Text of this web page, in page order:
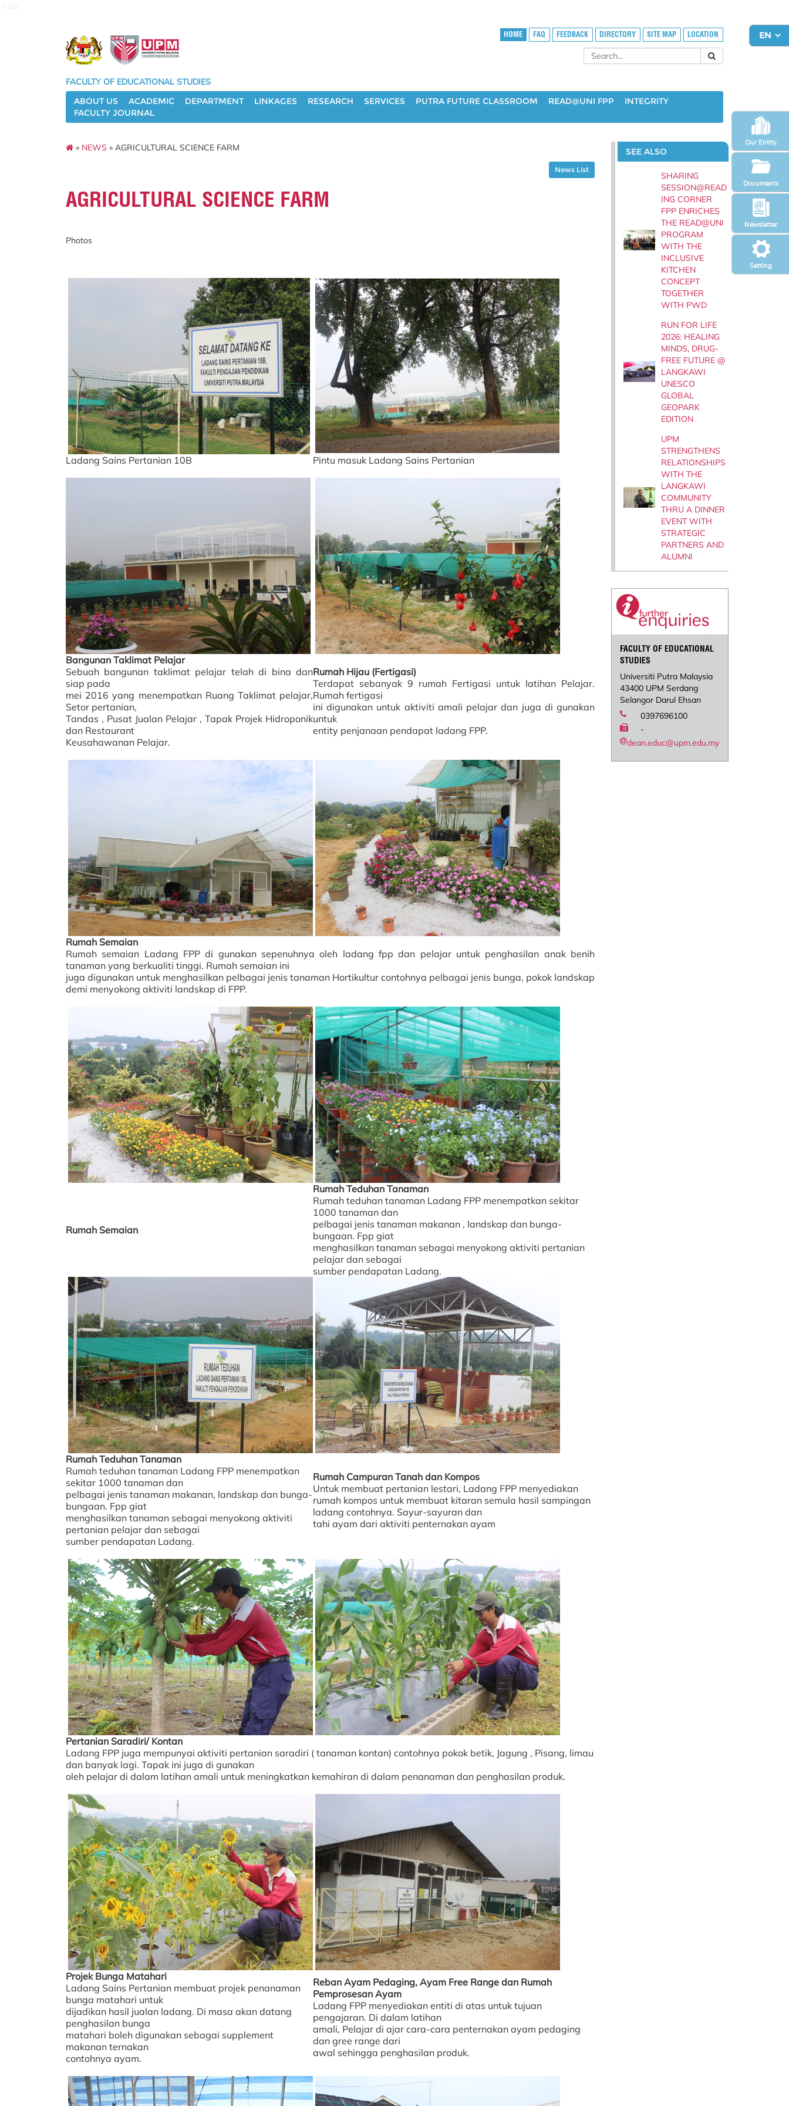
Setting
Newsletter
Our Entity
Documents
HOME FAQ FEEDBACK DIRECTORY SITE MAP LOCATION
FACULTY OF EDUCATIONAL STUDIES
ABOUT US
ACADEMIC DEPARTMENT LINKAGES RESEARCH SERVICES PUTRA FUTURE CLASSROOM READ@UNI FPP
INTEGRITY
FACULTY JOURNAL
» NEWS » AGRICULTURAL SCIENCE FARM
News List
AGRICULTURAL SCIENCE FARM
Photos
Ladang Sains Pertanian 10B Pintu masuk Ladang Sains Pertanian
Bangunan Taklimat Pelajar
Sebuah bangunan taklimat pelajar telah di bina dan
siap pada
mei 2016 yang menempatkan Ruang Taklimat pelajar,
Setor pertanian,
Tandas , Pusat Jualan Pelajar , Tapak Projek Hidroponik
dan Restaurant
Keusahawanan Pelajar.
Rumah Hijau (Fertigasi)
Terdapat sebanyak 9 rumah Fertigasi untuk latihan Pelajar.
Rumah fertigasi
ini digunakan untuk aktiviti amali pelajar dan juga di gunakan
untuk
entity penjanaan pendapat ladang FPP.
Rumah Semaian
Rumah semaian Ladang FPP di gunakan sepenuhnya oleh ladang fpp dan pelajar untuk penghasilan anak benih
tanaman yang berkualiti tinggi. Rumah semaian ini
juga digunakan untuk menghasilkan pelbagai jenis tanaman Hortikultur contohnya pelbagai jenis bunga, pokok landskap
demi menyokong aktiviti landskap di FPP.
Rumah Semaian
Rumah Teduhan Tanaman
Rumah teduhan tanaman Ladang FPP menempatkan sekitar
1000 tanaman dan
pelbagai jenis tanaman makanan , landskap dan bunga-
bungaan. Fpp giat
menghasilkan tanaman sebagai menyokong aktiviti pertanian
pelajar dan sebagai
sumber pendapatan Ladang.
Rumah Teduhan Tanaman
Rumah teduhan tanaman Ladang FPP menempatkan
sekitar 1000 tanaman dan
pelbagai jenis tanaman makanan, landskap dan bunga-
bungaan. Fpp giat
menghasilkan tanaman sebagai menyokong aktiviti
pertanian pelajar dan sebagai
sumber pendapatan Ladang.
Rumah Campuran Tanah dan Kompos
Untuk membuat pertanian lestari, Ladang FPP menyediakan
rumah kompos untuk membuat kitaran semula hasil sampingan
ladang contohnya. Sayur-sayuran dan
tahi ayam dari aktiviti penternakan ayam
Pertanian Saradiri/ Kontan
Ladang FPP juga mempunyai aktiviti pertanian saradiri ( tanaman kontan) contohnya pokok betik, Jagung , Pisang, limau
dan banyak lagi. Tapak ini juga di gunakan
oleh pelajar di dalam latihan amali untuk meningkatkan kemahiran di dalam penanaman dan penghasilan produk.
Projek Bunga Matahari
Ladang Sains Pertanian membuat projek penanaman
bunga matahari untuk
dijadikan hasil jualan ladang. Di masa akan datang
penghasilan bunga
matahari boleh digunakan sebagai supplement
makanan ternakan
contohnya ayam.
Reban Ayam Pedaging, Ayam Free Range dan Rumah
Pemprosesan Ayam
Ladang FPP menyediakan entiti di atas untuk tujuan
pengajaran. Di dalam latihan
amali, Pelajar di ajar cara-cara penternakan ayam pedaging
dan gree range dari
awal sehingga penghasilan produk.
SEE ALSO
SHARING
SESSION@READ
ING CORNER
FPP ENRICHES
THE READ@UNI
PROGRAM
WITH THE
INCLUSIVE
KITCHEN
CONCEPT
TOGETHER
WITH PWD
RUN FOR LIFE
2026: HEALING
MINDS, DRUG-
FREE FUTURE @
LANGKAWI
UNESCO
GLOBAL
GEOPARK
EDITION
UPM
STRENGTHENS
RELATIONSHIPS
WITH THE
LANGKAWI
COMMUNITY
THRU A DINNER
EVENT WITH
STRATEGIC
PARTNERS AND
ALUMNI
FACULTY OF EDUCATIONAL
STUDIES
Universiti Putra Malaysia
43400 UPM Serdang
Selangor Darul Ehsan
0397696100
-
dean.educ@upm.edu.my